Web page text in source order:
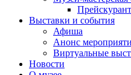
Прейскурант
Выставки и события
Афиша
Анонс
Виртуальные
Новости